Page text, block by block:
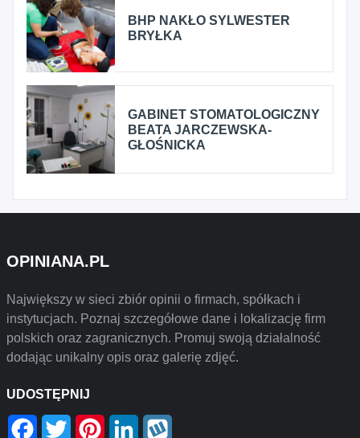
BHP NAKŁO SYLWESTER
BRYŁKA
GABINET STOMATOLOGICZNY
BEATA JARCZEWSKA-
GŁOŚNICKA
OPINIANA.PL
Największy w sieci zbiór opinii o firmach, spółkach i
instytucjach. Poznaj szczegółowe dane i lokalizację firm
polskich oraz zagranicznych. Promuj swoją działalność
dodając unikalny opis oraz galerię zdjęć.
UDOSTĘPNIJ
Facebook
Twitter PinterestLinkedIn